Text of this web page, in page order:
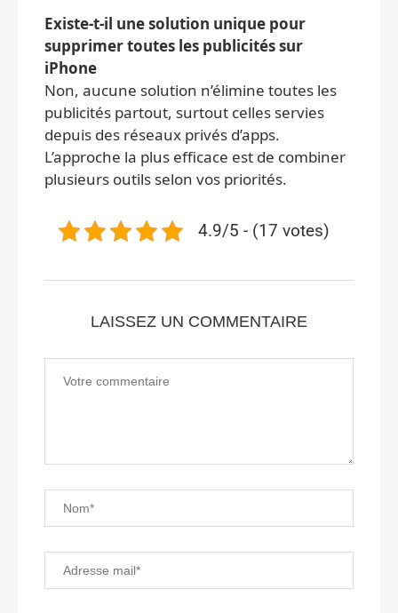
Existe‑t‑il une solution unique pour
supprimer toutes les publicités sur
iPhone
Non, aucune solution n’élimine toutes les
publicités partout, surtout celles servies
depuis des réseaux privés d’apps.
L’approche la plus efficace est de combiner
plusieurs outils selon vos priorités.
4.9/5 - (17 votes)
LAISSEZ UN COMMENTAIRE